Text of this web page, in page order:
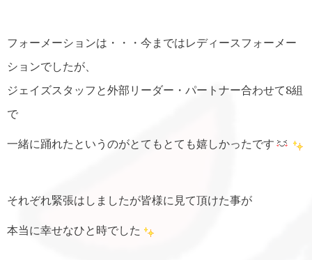
フォーメーションは・・・今まではレディースフォーメー
ションでしたが、
ジェイズスタッフと外部リーダー・パートナー合わせて8組
で
一緒に踊れたというのがとてもとても嬉しかったです
それぞれ緊張はしましたが皆様に見て頂けた事が
本当に幸せなひと時でした